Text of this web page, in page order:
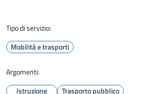
Tipo di servizio:
Mobilità e trasporti
Argomenti:
Istruzione
Trasporto pubblico